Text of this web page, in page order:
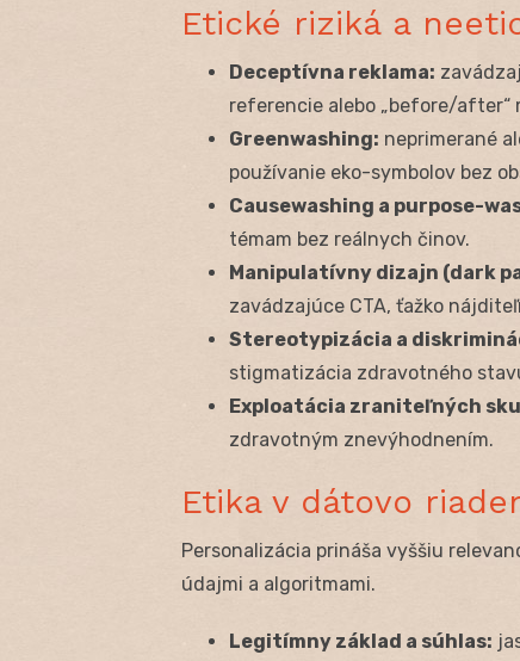
Etické riziká a
Deceptívna reklama:
referencie alebo „before/after“
Greenwashing: neprimerané
používanie eko-symbolov bez
Causewashing a purpose-
témam bez reálnych činov.
Manipulatívny dizajn (dark
zavádzajúce CTA, ťažko
Stereotypizácia a
stigmatizácia zdravotného
Exploatácia zraniteľných
zdravotným znevýhodnením.
Etika v dátovo
Personalizácia prináša vyššiu
údajmi a algoritmami.
Legitímny základ a súhlas: